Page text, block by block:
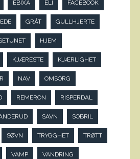
EBIXA ELI FACEBOOK
GRÅT GULLHJERTE
HJEM
KJÆRESTE KJÆRLIGHET
NAV OMSORG
REMERON RISPERDAL
SAVN SOBRIL
SØVN TRYGGHET TRØTT
VAMP VANDRING